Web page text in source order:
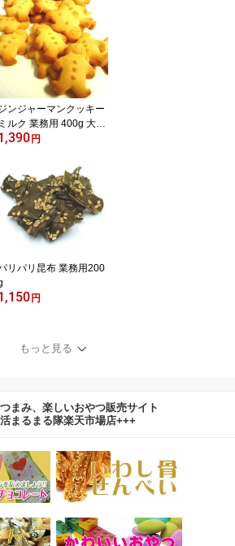
ン 結婚式 子ども会 クリ
マス ホワイトデー お
い 誕生日 お返し ギフ
お礼 感謝 お配り まと
買い ばらまき
ンジャーマンクッキー
ミルク 業務用 400g 大容
お徳用 お菓子 スイー
子ども会 クリスマス ホ
ワイトデー お祝い 誕生
日 お返し ギフト お礼 感
謝 お配り まとめ買い ば
らまき
円
リパリ昆布 業務用200
円
もっと見る
まみ、楽しいおやつ販売サイト
まるまる隊楽天市場店+++